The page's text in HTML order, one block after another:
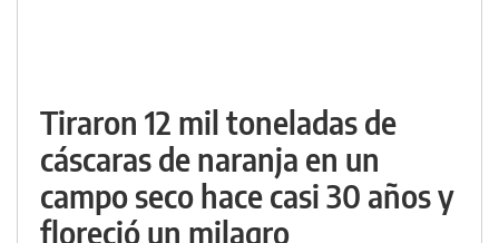
Tiraron 12 mil toneladas de
cáscaras de naranja en un
campo seco hace casi 30 años y
floreció un milagro